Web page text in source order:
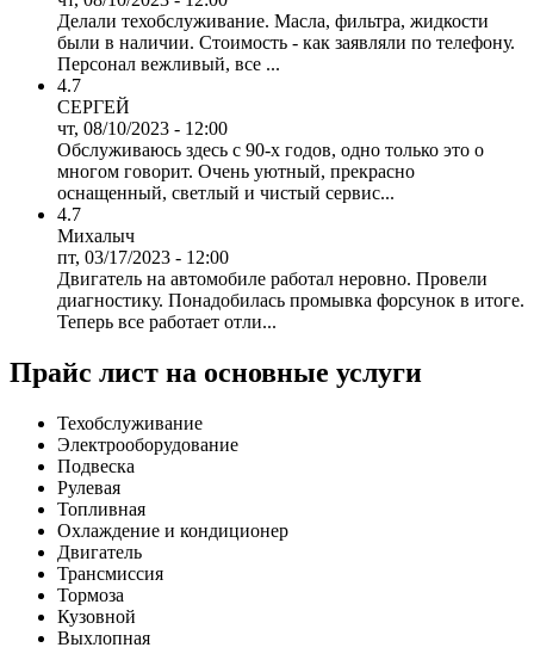
Делали техобслуживание. Масла, фильтра, жидкости
были в наличии. Стоимость - как заявляли по телефону.
Персонал вежливый, все ...
4.7
СЕРГЕЙ
чт, 08/10/2023 - 12:00
Обслуживаюсь здесь с 90-х годов, одно только это о
многом говорит. Очень уютный, прекрасно
оснащенный, светлый и чистый сервис...
4.7
Михалыч
пт, 03/17/2023 - 12:00
Двигатель на автомобиле работал неровно. Провели
диагностику. Понадобилась промывка форсунок в итоге.
Теперь все работает отли...
Прайс лист на основные услуги
Техобслуживание
Электрооборудование
Подвеска
Рулевая
Топливная
Охлаждение и кондиционер
Двигатель
Трансмиссия
Тормоза
Кузовной
Выхлопная